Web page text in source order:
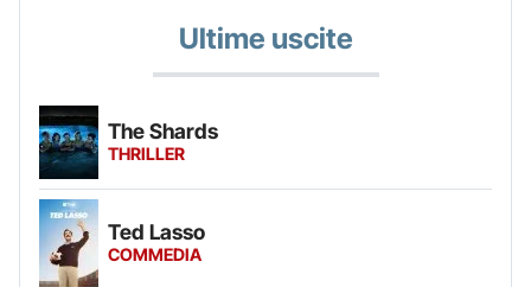
Ultime uscite
The Shards
THRILLER
Ted Lasso
COMMEDIA